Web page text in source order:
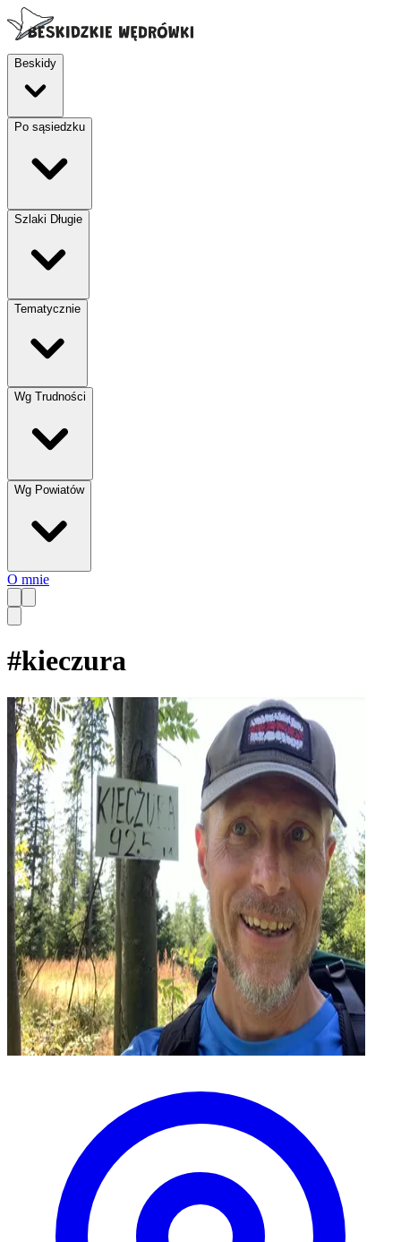
Beskidy
Po sąsiedzku
Szlaki Długie
Tematycznie
Wg Trudności
Wg Powiatów
O mnie
#kieczura